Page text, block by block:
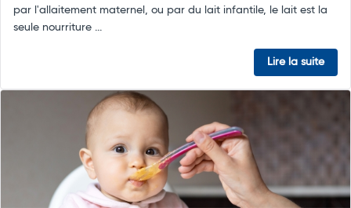
par l'allaitement maternel, ou par du lait infantile, le lait est la
seule nourriture ...
Lire la suite